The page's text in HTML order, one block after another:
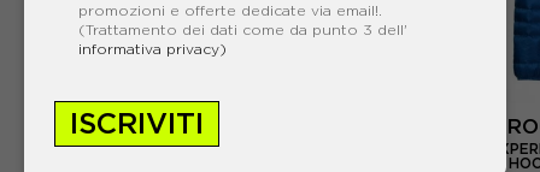
MERU GIACCA LAREDO CAVIAR HUMUS UOMO
ROCK
promozioni e offerte dedicate via email!.
(Trattamento dei dati come da punto 3 dell'
informativa privacy)
ISCRIVITI